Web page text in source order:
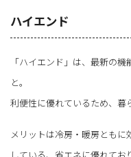
ハイエンド
「ハイエンド」は、最新の
と。
利便性に優れているため、暮
メリットは冷房・暖房とも
している、省エネに優れてお